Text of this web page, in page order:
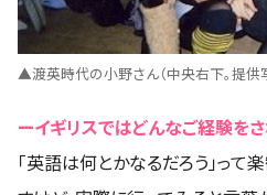
▲渡英時代の小野さん（中央右下。提供
ーイギリスではどんなご経験を
「英語は何とかなるだろう」っ